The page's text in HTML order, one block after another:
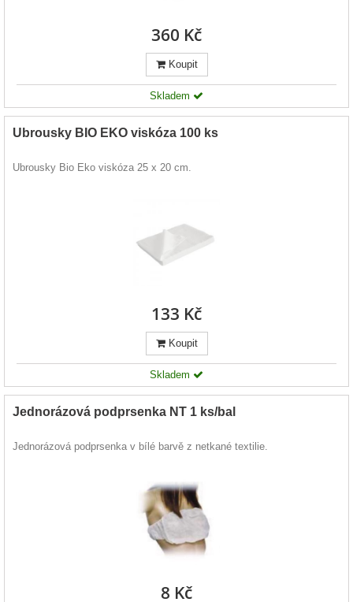
360 Kč
Koupit
Skladem
Ubrousky BIO EKO viskóza 100 ks
Ubrousky Bio Eko viskóza 25 x 20 cm.
133 Kč
Koupit
Skladem
Jednorázová podprsenka NT 1 ks/bal
Jednorázová podprsenka v bílé barvě z netkané textilie.
8 Kč